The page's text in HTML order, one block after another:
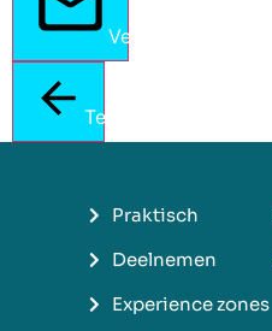
Verstuur
Terug
Praktisch
Deelnemen
Experience zones